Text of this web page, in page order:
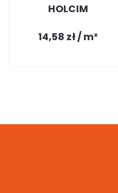
HOLCIM
14,58 zł / m²